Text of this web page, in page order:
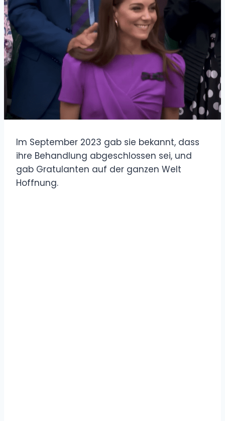
Im September 2023 gab sie bekannt, dass
ihre Behandlung abgeschlossen sei, und
gab Gratulanten auf der ganzen Welt
Hoffnung.